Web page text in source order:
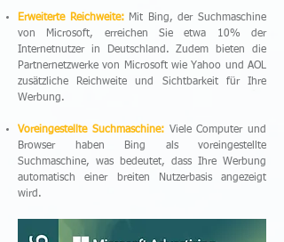
Erweiterte Reichweite: Mit Bing, der Suchmaschine
von Microsoft, erreichen Sie etwa 10% der
Internetnutzer in Deutschland. Zudem bieten die
Partnernetzwerke von Microsoft wie Yahoo und AOL
zusätzliche Reichweite und Sichtbarkeit für Ihre
Werbung.
Voreingestellte Suchmaschine: Viele Computer und
Browser haben Bing als voreingestellte
Suchmaschine, was bedeutet, dass Ihre Werbung
automatisch einer breiten Nutzerbasis angezeigt
wird.